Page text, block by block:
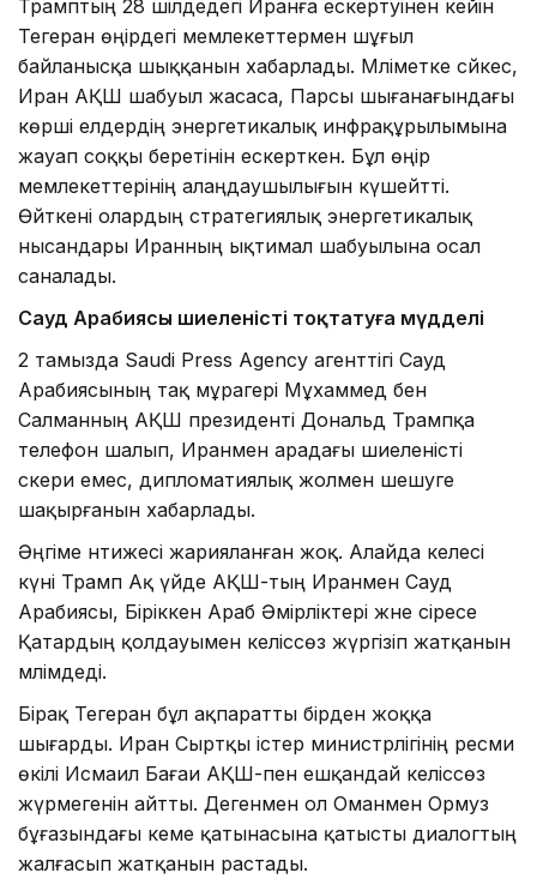
Трамптың 28 шілдедегі Иранға ескертуінен кейін
Тегеран өңірдегі мемлекеттермен шұғыл
байланысқа шыққанын хабарлады. Мәліметке сәйкес,
Иран АҚШ шабуыл жасаса, Парсы шығанағындағы
көрші елдердің энергетикалық инфрақұрылымына
жауап соққы беретінін ескерткен. Бұл өңір
мемлекеттерінің алаңдаушылығын күшейтті.
Өйткені олардың стратегиялық энергетикалық
нысандары Иранның ықтимал шабуылына осал
саналады.
Сауд Арабиясы шиеленісті тоқтатуға мүдделі
2 тамызда Saudi Press Agency агенттігі Сауд
Арабиясының тақ мұрагері Мұхаммед бен
Салманның АҚШ президенті Дональд Трампқа
телефон шалып, Иранмен арадағы шиеленісті
әскери емес, дипломатиялық жолмен шешуге
шақырғанын хабарлады.
Әңгіме нәтижесі жарияланған жоқ. Алайда келесі
күні Трамп Ақ үйде АҚШ-тың Иранмен Сауд
Арабиясы, Біріккен Араб Әмірліктері және әсіресе
Қатардың қолдауымен келіссөз жүргізіп жатқанын
мәлімдеді.
Бірақ Тегеран бұл ақпаратты бірден жоққа
шығарды. Иран Сыртқы істер министрлігінің ресми
өкілі Исмаил Бағаи АҚШ-пен ешқандай келіссөз
жүрмегенін айтты. Дегенмен ол Оманмен Ормуз
бұғазындағы кеме қатынасына қатысты диалогтың
жалғасып жатқанын растады.